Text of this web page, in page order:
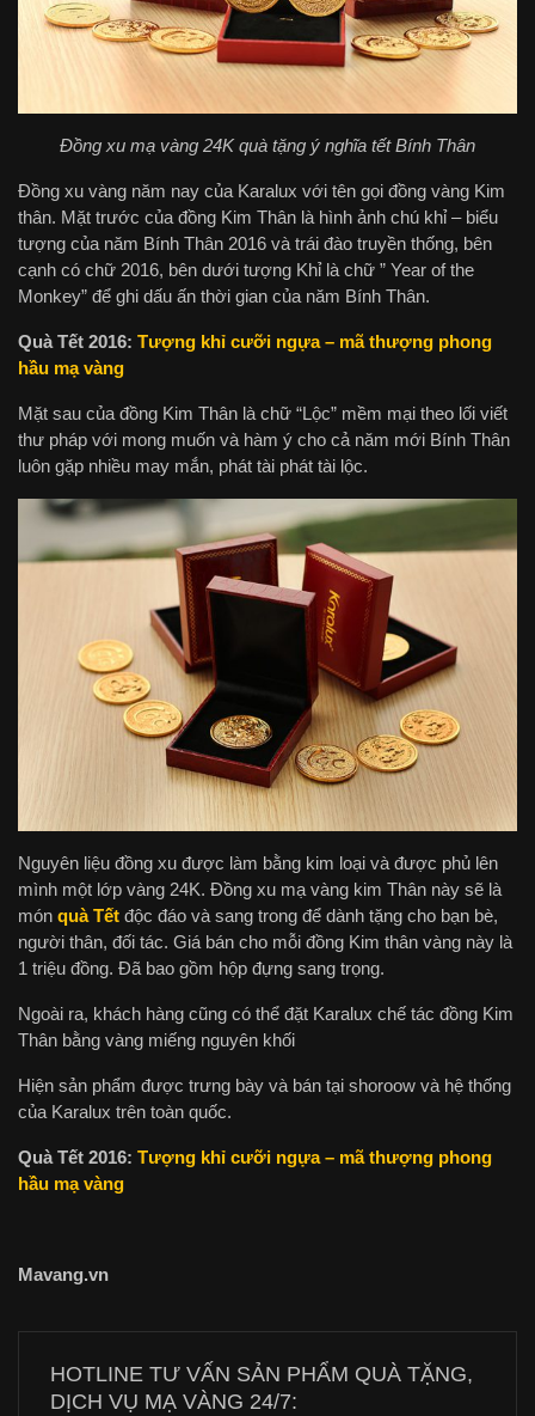
Đồng xu mạ vàng 24K quà tặng ý nghĩa tết Bính Thân
Đồng xu vàng năm nay của Karalux với tên gọi đồng vàng Kim
thân. Mặt trước của đồng Kim Thân là hình ảnh chú khỉ – biểu
tượng của năm Bính Thân 2016 và trái đào truyền thống, bên
cạnh có chữ 2016, bên dưới tượng Khỉ là chữ ” Year of the
Monkey” để ghi dấu ấn thời gian của năm Bính Thân.
Quà Tết 2016: Tượng khỉ cưỡi ngựa – mã thượng phong
hầu mạ vàng
Mặt sau của đồng Kim Thân là chữ “Lộc” mềm mại theo lối viết
thư pháp với mong muốn và hàm ý cho cả năm mới Bính Thân
luôn gặp nhiều may mắn, phát tài phát tài lộc.
Nguyên liệu đồng xu được làm bằng kim loại và được phủ lên
mình một lớp vàng 24K. Đồng xu mạ vàng kim Thân này sẽ là
món quà Tết độc đáo và sang trong để dành tặng cho bạn bè,
người thân, đối tác. Giá bán cho mỗi đồng Kim thân vàng này là
1 triệu đồng. Đã bao gồm hộp đựng sang trọng.
Ngoài ra, khách hàng cũng có thể đặt Karalux chế tác đồng Kim
Thân bằng vàng miếng nguyên khối
Hiện sản phẩm được trưng bày và bán tại shoroow và hệ thống
của Karalux trên toàn quốc.
Quà Tết 2016: Tượng khỉ cưỡi ngựa – mã thượng phong
hầu mạ vàng
Mavang.vn
HOTLINE TƯ VẤN SẢN PHẨM QUÀ TẶNG,
DỊCH VỤ MẠ VÀNG 24/7: